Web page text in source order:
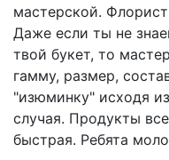
мастерской.
Даже если ты не
твой букет, то
гамму, размер,
"изюминку" исходя
случая. Продукты
быстрая. Ребята